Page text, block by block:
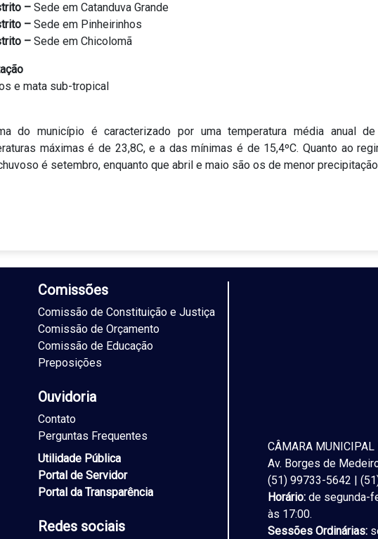
– Sede em Catanduva Grande
– Sede em Pinheirinhos
– Sede em Chicolomã
e mata sub-tropical
do município é caracterizado por uma temperatura média anual
máximas é de 23,8C, e a das mínimas é de 15,4ºC. Quanto ao
é setembro, enquanto que abril e maio são os de menor
Comissões
Comissão de Constituição e Justiça
Comissão de Orçamento
Comissão de Educação
Preposições
Ouvidoria
Contato
Perguntas Frequentes
Utilidade Pública
Portal de Servidor
Portal da Transparência
Redes sociais
CÂMARA MUNICIPAL
Av. Borges de
(51) 99733-5642 |
Horário: de segunda-
às 17:00.
Sessões Ordinárias: